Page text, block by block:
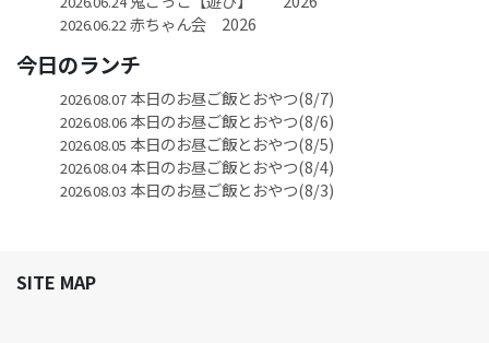
2026.06.22赤ちゃん会 2026
今日のランチ
2026.08.07本日のお昼ご飯とおやつ(8/7)
2026.08.06本日のお昼ご飯とおやつ(8/6)
2026.08.05 本日のお昼ご飯とおやつ(8/5)
2026.08.04本日のお昼ご飯とおやつ(8/4)
2026.08.03 本日のお昼ご飯とおやつ(8/3)
SITE MAP